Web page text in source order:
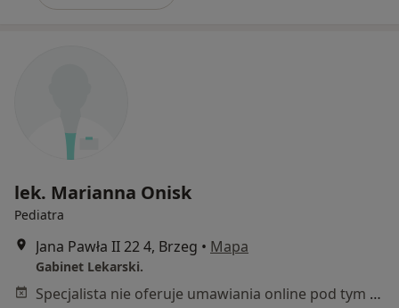
lek. Marianna Onisk
Pediatra
Jana Pawła II 22 4, Brzeg • Mapa
Gabinet Lekarski.
Specjalista nie oferuje umawiania online pod tym adresem.